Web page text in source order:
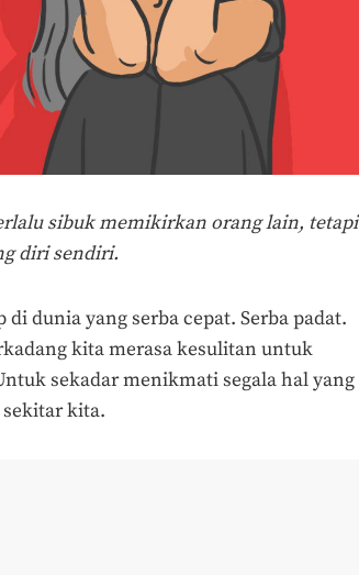
sibuk memikirkan orang lain, tetapi
diri sendiri.
dunia yang serba cepat. Serba padat.
kita merasa kesulitan untuk
sekadar menikmati segala hal yang
kita.